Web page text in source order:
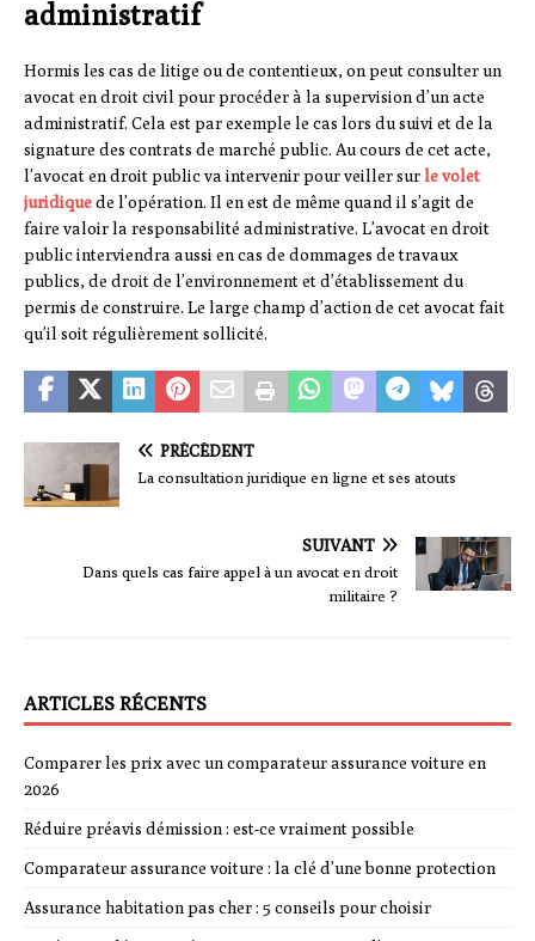
administratif
Hormis les cas de litige ou de contentieux, on peut consulter un
avocat en droit civil pour procéder à la supervision d’un acte
administratif. Cela est par exemple le cas lors du suivi et de la
signature des contrats de marché public. Au cours de cet acte,
l’avocat en droit public va intervenir pour veiller surle volet
juridiquede l’opération. Il en est de même quand il s’agit de
faire valoir la responsabilité administrative. L’avocat en droit
public interviendra aussi en cas de dommages de travaux
publics, de droit de l’environnement et d’établissement du
permis de construire. Le large champ d’action de cet avocat fait
qu’il soit régulièrement sollicité.
PRÉCÉDENT
La consultation juridique en ligne et ses atouts
SUIVANT
Dans quels cas faire appel à un avocat en droit
militaire ?
ARTICLES RÉCENTS
Comparer les prix avec un comparateur assurance voiture en
2026
Réduire préavis démission : est-ce vraiment possible
Comparateur assurance voiture : la clé d’une bonne protection
Assurance habitation pas cher : 5 conseils pour choisir